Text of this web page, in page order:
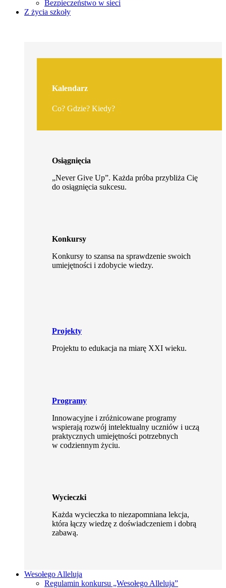
Bezpieczeństwo w sieci
Z życia szkoły
Kalendarz
Co? Gdzie? Kiedy?
Osiągnięcia
„Never Give Up”. Każda próba przybliża Cię
do osiągnięcia sukcesu.
Konkursy
Konkursy to szansa na sprawdzenie swoich
umiejętności i zdobycie wiedzy.
Projekty
Projektu to edukacja na miarę XXI wieku.
Programy
Innowacyjne i zróżnicowane programy
wspierają rozwój intelektualny uczniów i uczą
praktycznych umiejętności potrzebnych
w codziennym życiu.
Wycieczki
Każda wycieczka to niezapomniana lekcja,
która łączy wiedzę z doświadczeniem i dobrą
zabawą.
Wesołego Alleluja
Regulamin konkursu „Wesołego Alleluja”